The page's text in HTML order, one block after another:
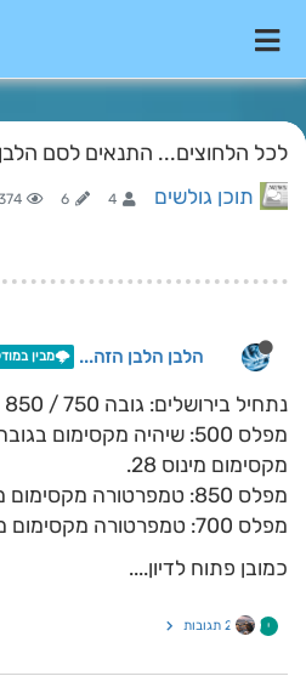
לכל הלחוצים... התנאים לסם
תוכן גולשים 4
6
הלבן הלבן הזה... 🌩️מבין
נתחיל בירושלים: גובה 750 / 850
מקסימום מינוס 28.
מפלס 850: טמפרטורה מקסימום מינוס 4
מפלס 700: טמפרטורה מקסימום מינוס 10 / 12
כמובן פתוח לדיון....
י 2 תגובות